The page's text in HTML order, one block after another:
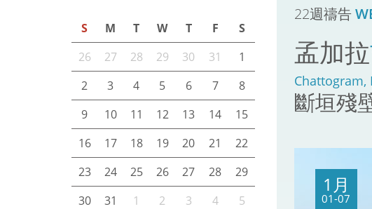
S M T W T F S
26 27 28 29 30 31
1
2
3 4 5 6 7
8
9
10 11 12 13 14
15
16
17 18 19 20 21
22
23
24 25 26 27 28
29
30
31 1 2 3 4 5
22週禱告
孟加拉
Chattogram,
斷垣殘
1月
01-07